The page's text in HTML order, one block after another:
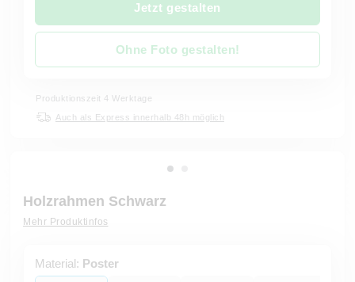
Jetzt gestalten
Ohne Foto gestalten!
Produktionszeit 4 Werktage
Auch als Express innerhalb 48h möglich
Holzrahmen Schwarz
Mehr Produktinfos
Material: Poster